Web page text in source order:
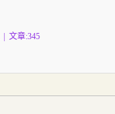
| 文章:345